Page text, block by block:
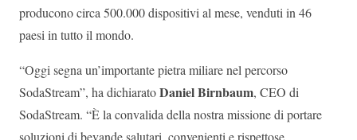
producono circa 500.000 dispositivi al mese, venduti in 46
paesi in tutto il mondo.
“Oggi segna un’importante pietra miliare nel percorso
SodaStream”, ha dichiaratoDaniel Birnbaum, CEO di
SodaStream. “È la convalida della nostra missione di portare